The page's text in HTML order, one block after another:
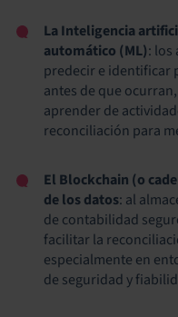
La Inteligencia
automático (ML): los
predecir e identificar
antes de que
aprender de
reconciliación para
El Blockchain (o
de los datos: al
de contabilidad
facilitar la
especialmente en
de seguridad y